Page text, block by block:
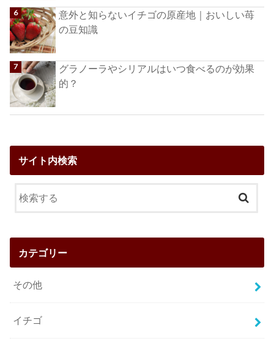
意外と知らないイチゴの原産地｜おいしい苺
の豆知識
グラノーラやシリアルはいつ食べるのが効果
的？
サイト内検索
カテゴリー
その他
イチゴ